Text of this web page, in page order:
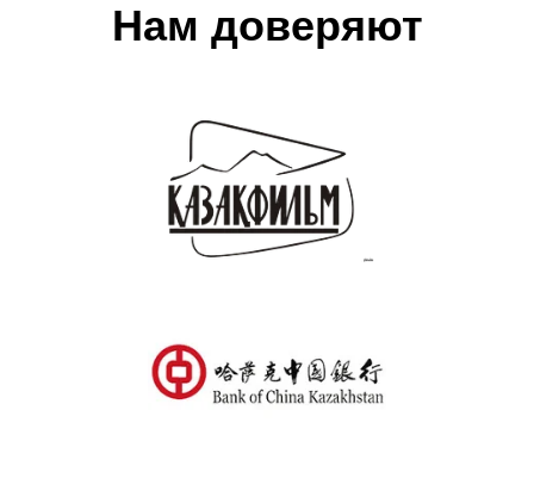
Нам доверяют